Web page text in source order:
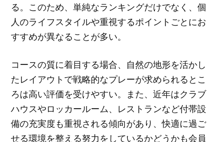
る。このため、単純なランキングだけでなく、個
人のライフスタイルや重視するポイントごとにお
すすめが異なることが多い。
コースの質に着目する場合、自然の地形を活かし
たレイアウトで戦略的なプレーが求められるとこ
ろは高い評価を受けやすい。また、近年はクラブ
ハウスやロッカールーム、レストランなど付帯設
備の充実度も重視される傾向があり、快適に過ご
せる環境を整える努力をしているかどうかも会員